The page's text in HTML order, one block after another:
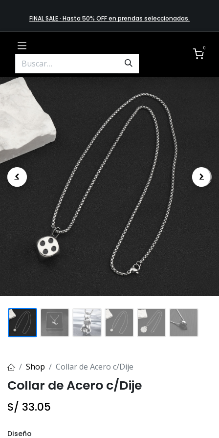
FINAL SALE · Hasta 50% OFF en prendas​ selecciona​das.
0
.
Shop Collar de Acero c/Dije
Collar de Acero c/Dije
S/ 33.05
Diseño